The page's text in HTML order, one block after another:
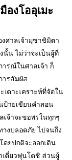
งโออุเมะ
ศาลเจ้ามุซาชิมิตา
นั้น ไม่ว่าจะเป็นผู้ที่
ารณ์ในศาลเจ้า ก็
ารสัมผัส
ดาะเคราะห์ที่จัดใน
ป้ายเขียนคำสอน
จ้าจะขอพรในทุกๆ
างปลอดภัย ไปจนถึง
ดยปกติจะออกเดิน
เตี่ยวฟุนโดชิ ส่วนผู้